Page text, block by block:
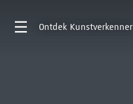
Ontdek Kunstverkenner